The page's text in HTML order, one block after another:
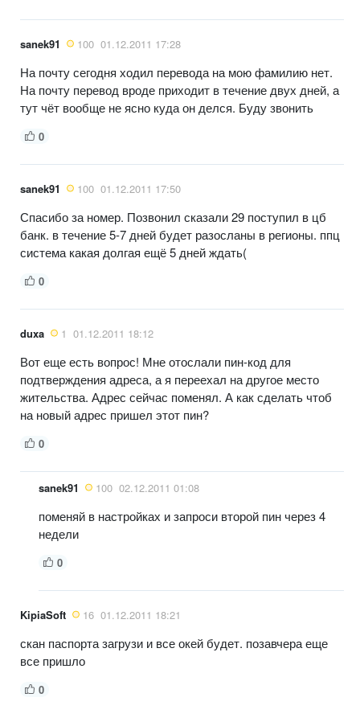
sanek91 100 01.12.2011 17:28
На почту сегодня ходил перевода на мою фамилию нет.
На почту перевод вроде приходит в течение двух дней, а
тут чёт вообще не ясно куда он делся. Буду звонить
0
sanek91 100 01.12.2011 17:50
Спасибо за номер. Позвонил сказали 29 поступил в цб
банк. в течение 5-7 дней будет разосланы в регионы. ппц
система какая долгая ещё 5 дней ждать(
0
duxa 1 01.12.2011 18:12
Вот еще есть вопрос! Мне отослали пин-код для
подтверждения адреса, а я переехал на другое место
жительства. Адрес сейчас поменял. А как сделать чтоб
на новый адрес пришел этот пин?
0
sanek91 100 02.12.2011 01:08
поменяй в настройках и запроси второй пин через 4
недели
0
KipiaSoft 16 01.12.2011 18:21
скан паспорта загрузи и все окей будет. позавчера еще
все пришло
0